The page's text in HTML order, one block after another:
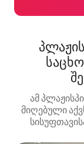
ამ
მიღებული